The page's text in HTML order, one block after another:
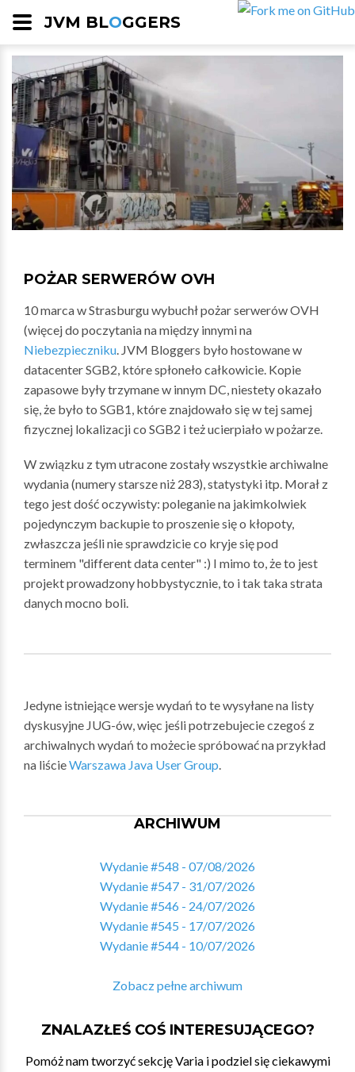
JVM BLOGGERS
POŻAR SERWERÓW OVH
10 marca w Strasburgu wybuchł pożar serwerów OVH
(więcej do poczytania na między innymi na
Niebezpieczniku. JVM Bloggers było hostowane w
datacenter SGB2, które spłoneło całkowicie. Kopie
zapasowe były trzymane w innym DC, niestety okazało
się, że było to SGB1, które znajdowało się w tej samej
fizycznej lokalizacji co SGB2 i też ucierpiało w pożarze.
W związku z tym utracone zostały wszystkie archiwalne
wydania (numery starsze niż 283), statystyki itp. Morał z
tego jest dość oczywisty: poleganie na jakimkolwiek
pojedynczym backupie to proszenie się o kłopoty,
zwłaszcza jeśli nie sprawdzicie co kryje się pod
terminem "different data center" :) I mimo to, że to jest
projekt prowadzony hobbystycznie, to i tak taka strata
danych mocno boli.
Jedyne istniejące wersje wydań to te wysyłane na listy
dyskusyjne JUG-ów, więc jeśli potrzebujecie czegoś z
archiwalnych wydań to możecie spróbować na przykład
na liścieWarszawa Java User Group.
ARCHIWUM
Wydanie #548 - 07/08/2026
Wydanie #547 - 31/07/2026
Wydanie #546 - 24/07/2026
Wydanie #545 - 17/07/2026
Wydanie #544 - 10/07/2026
Zobacz pełne archiwum
ZNALAZŁEŚ COŚ INTERESUJĄCEGO?
Pomóż nam tworzyć sekcję Varia i podziel się ciekawymi